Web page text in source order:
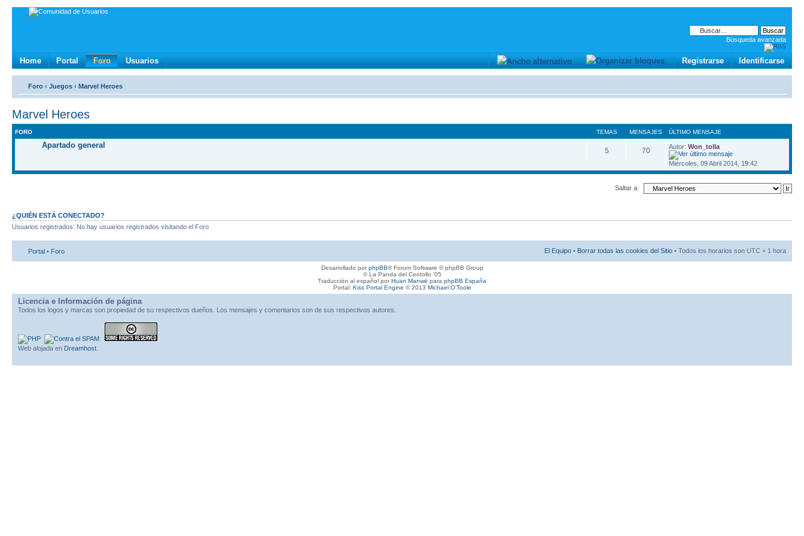
Búsqueda avanzada
Home Portal Foro Usuarios Identificarse
Registrarse
Foro ‹ Juegos ‹ Marvel Heroes
Marvel Heroes
FORO TEMAS MENSAJES ÚLTIMO MENSAJE
Apartado general
5 70 Autor:Won_tolla
Miércoles, 09 Abril 2014, 19:42
Saltar a:
¿QUIÉN ESTÁ CONECTADO?
Usuarios registrados: No hay usuarios registrados visitando el Foro
Portal • Foro El Equipo • Borrar todas las cookies del Sitio • Todos los horarios son UTC + 1 hora
Desarrollado porphpBB® Forum Software © phpBB Group
© La Panda del Centollo '05
Traducción al español porHuan Manwë para phpBB España
Portal: Kiss Portal Engine © 2013 Michael O'Toole
Licencia e Información de página
Todos los logos y marcas son propiedad de su respectivos dueños. Los mensajes y comentarios son de sus respectivos autores.
Web alojada en Dreamhost